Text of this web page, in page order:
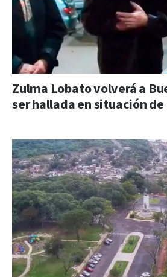
Zulma Lobato volverá a
ser hallada en situación de